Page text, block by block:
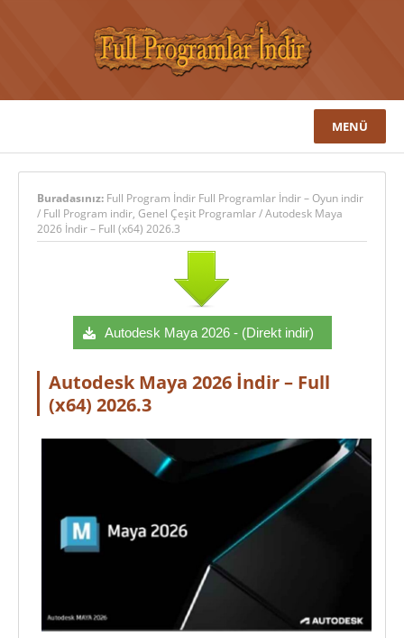
MENÜ
Buradasınız: Full Program İndir Full Programlar İndir – Oyun indir
/ Full Program indir, Genel Çeşit Programlar/Autodesk Maya
2026 İndir – Full (x64) 2026.3
Autodesk Maya 2026 - (Direkt indir)
Autodesk Maya 2026 İndir – Full
(x64) 2026.3